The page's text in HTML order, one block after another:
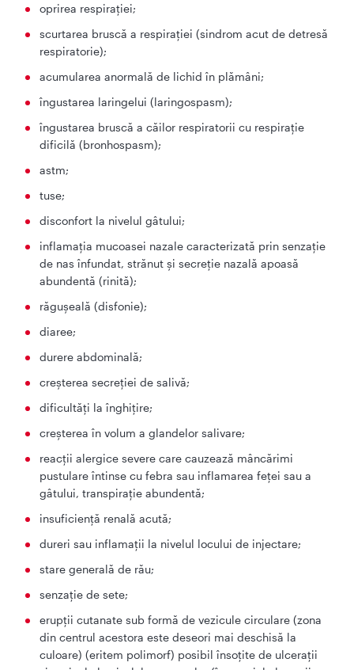
oprirea respiraţiei;
scurtarea bruscă a respiraţiei (sindrom acut de detresă
respiratorie);
acumularea anormală de lichid în plămâni;
îngustarea laringelui (laringospasm);
îngustarea bruscă a căilor respiratorii cu respiraţie
dificilă (bronhospasm);
astm;
tuse;
disconfort la nivelul gâtului;
inflamaţia mucoasei nazale caracterizată prin senzaţie
de nas înfundat, strănut şi secreţie nazală apoasă
abundentă (rinită);
răguşeală (disfonie);
diaree;
durere abdominală;
creşterea secreţiei de salivă;
dificultăţi la înghiţire;
creşterea în volum a glandelor salivare;
reacţii alergice severe care cauzează mâncărimi
pustulare întinse cu febra sau inflamarea feţei sau a
gâtului, transpiraţie abundentă;
insuficienţă renală acută;
dureri sau inflamaţii la nivelul locului de injectare;
stare generală de rău;
senzaţie de sete;
erupţii cutanate sub formă de vezicule circulare (zona
din centrul acestora este deseori mai deschisă la
culoare) (eritem polimorf) posibil însoţite de ulceraţii